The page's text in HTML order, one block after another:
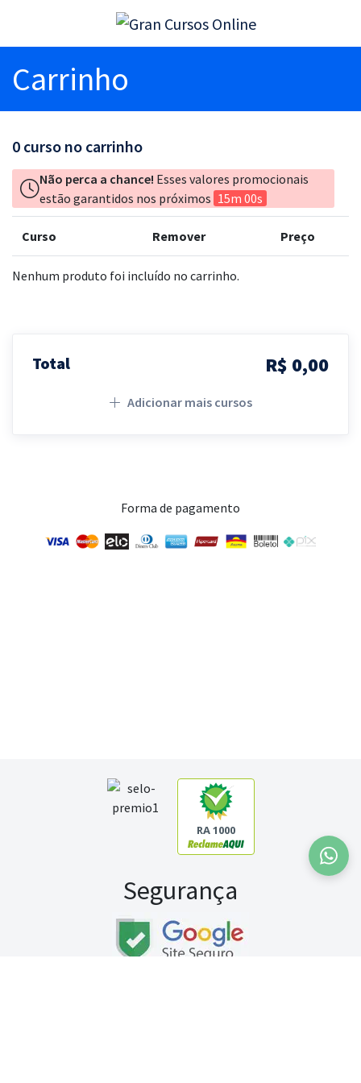
Carrinho
0 curso no carrinho
Não perca a chance! Esses valores promocionais
estão garantidos nos próximos 15m 00s
Curso Remover Preço
Nenhum produto foi incluído no carrinho.
Total R$ 0,00
Adicionar mais cursos
Forma de pagamento
RA 1000
Segurança